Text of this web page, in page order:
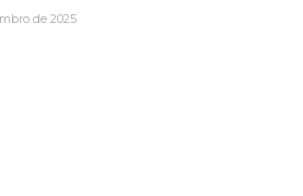
de 2025